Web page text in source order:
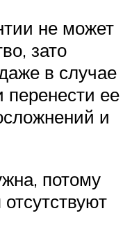
не может
зато
в случае
перенести ее
и
потому